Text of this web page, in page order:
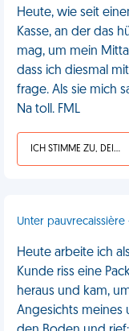
Heute, wie seit
Kasse, an der das
mag, um mein
dass ich diesmal
frage. Als sie mich
Na toll. FML
ICH STIMME ZU, DEIN LEBEN IST SCHEISSE
Unter pauvrecaissière
Heute arbeite ich
Kunde riss eine
heraus und kam,
Angesichts meines